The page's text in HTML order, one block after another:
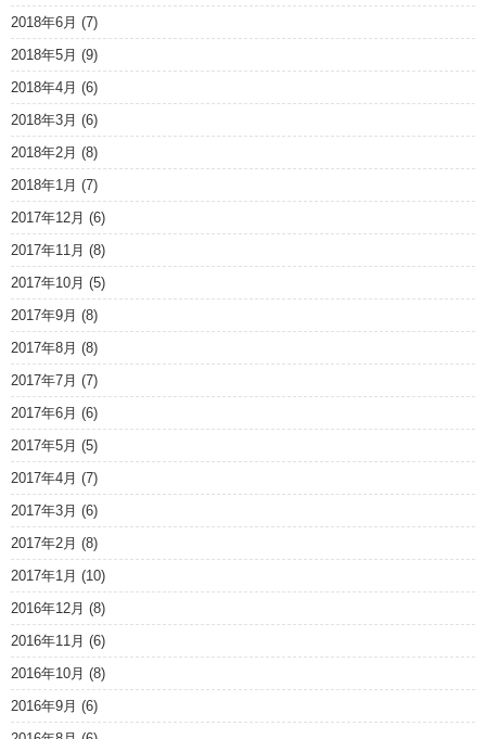
2018年6月 (7)
2018年5月 (9)
2018年4月 (6)
2018年3月 (6)
2018年2月 (8)
2018年1月 (7)
2017年12月 (6)
2017年11月 (8)
2017年10月 (5)
2017年9月 (8)
2017年8月 (8)
2017年7月 (7)
2017年6月 (6)
2017年5月 (5)
2017年4月 (7)
2017年3月 (6)
2017年2月 (8)
2017年1月 (10)
2016年12月 (8)
2016年11月 (6)
2016年10月 (8)
2016年9月 (6)